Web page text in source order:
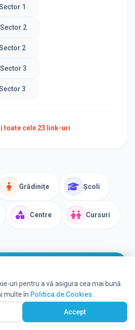
Vezi pe Hartă
1
2
2
3
3
toate cele 23 link-uri
Grădinițe Școli
Centre Cursuri
EDULIO
grădinița în
uri pentru a vă asigura cea mai bună
multe în Politica de Cookies
Accept